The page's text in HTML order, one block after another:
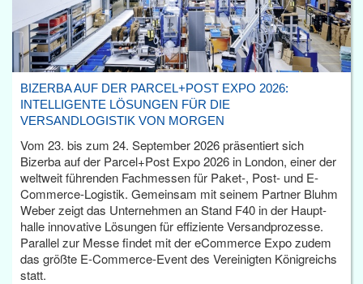
BIZERBA AUF DER PARCEL+POST EXPO 2026:
INTELLIGENTE LÖSUNGEN FÜR DIE
VERSANDLOGISTIK VON MORGEN
Vom 23. bis zum 24. September 2026 präsentiert sich
Bizerba auf der Parcel+Post Expo 2026 in London, einer der
weltweit führenden Fachmessen für Paket-, Post- und E-
Commerce-Logistik. Gemeinsam mit seinem Partner Bluhm
Weber zeigt das Unternehmen an Stand F40 in der Haupt­
halle innovative Lösungen für effiziente Versandprozesse.
Parallel zur Messe findet mit der eCommerce Expo zudem
das größte E-Commerce-Event des Vereinigten Königreichs
statt.